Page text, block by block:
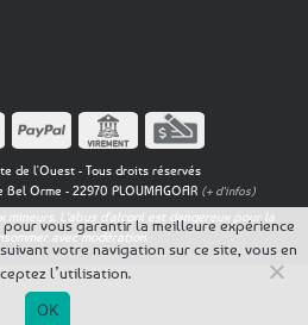
de l'Ouest - Tous droits réservés
Orme - 22970 PLOUMAGOAR (+ d'infos)
L'abus d'alcool est dangereux pour la
avec modération.
vous garantir la meilleure expérience
votre navigation sur ce site, vous en
l’utilisation.
OK